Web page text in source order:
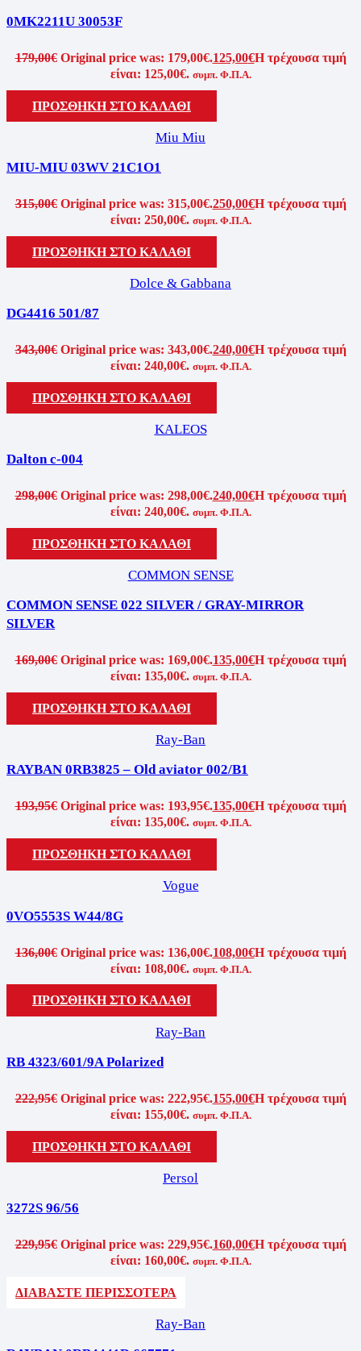
0MK2211U 30053F
179,00€ Original price was: 179,00€.125,00€Η τρέχουσα τιμή
είναι: 125,00€. συμπ. Φ.Π.Α.
ΠΡΟΣΘΗΚΗ ΣΤΟ ΚΑΛΑΘΙ
Miu Miu
MIU-MIU 03WV 21C1O1
315,00€ Original price was: 315,00€.250,00€Η τρέχουσα τιμή
είναι: 250,00€. συμπ. Φ.Π.Α.
ΠΡΟΣΘΗΚΗ ΣΤΟ ΚΑΛΑΘΙ
Dolce & Gabbana
DG4416 501/87
343,00€ Original price was: 343,00€.240,00€Η τρέχουσα τιμή
είναι: 240,00€. συμπ. Φ.Π.Α.
ΠΡΟΣΘΗΚΗ ΣΤΟ ΚΑΛΑΘΙ
KALEOS
Dalton c-004
298,00€ Original price was: 298,00€.240,00€Η τρέχουσα τιμή
είναι: 240,00€. συμπ. Φ.Π.Α.
ΠΡΟΣΘΗΚΗ ΣΤΟ ΚΑΛΑΘΙ
COMMON SENSE
COMMON SENSE 022 SILVER / GRAY-MIRROR
SILVER
169,00€ Original price was: 169,00€.135,00€Η τρέχουσα τιμή
είναι: 135,00€. συμπ. Φ.Π.Α.
ΠΡΟΣΘΗΚΗ ΣΤΟ ΚΑΛΑΘΙ
Ray-Ban
RAYBAN 0RB3825 – Old aviator 002/B1
193,95€ Original price was: 193,95€.135,00€Η τρέχουσα τιμή
είναι: 135,00€. συμπ. Φ.Π.Α.
ΠΡΟΣΘΗΚΗ ΣΤΟ ΚΑΛΑΘΙ
Vogue
0VO5553S W44/8G
136,00€ Original price was: 136,00€.108,00€Η τρέχουσα τιμή
είναι: 108,00€. συμπ. Φ.Π.Α.
ΠΡΟΣΘΗΚΗ ΣΤΟ ΚΑΛΑΘΙ
Ray-Ban
RB 4323/601/9A Polarized
222,95€ Original price was: 222,95€.155,00€Η τρέχουσα τιμή
είναι: 155,00€. συμπ. Φ.Π.Α.
ΠΡΟΣΘΗΚΗ ΣΤΟ ΚΑΛΑΘΙ
Persol
3272S 96/56
229,95€ Original price was: 229,95€.160,00€Η τρέχουσα τιμή
είναι: 160,00€. συμπ. Φ.Π.Α.
ΔΙΑΒΑΣΤΕ ΠΕΡΙΣΣΟΤΕΡΑ
Ray-Ban